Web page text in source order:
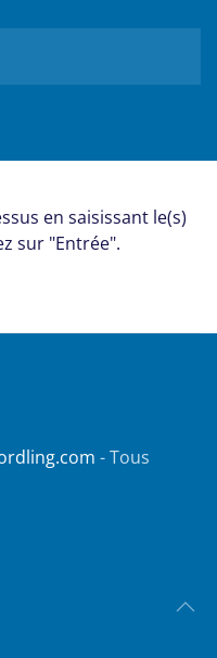
en saisissant le(s)
sur "Entrée".
- Tous